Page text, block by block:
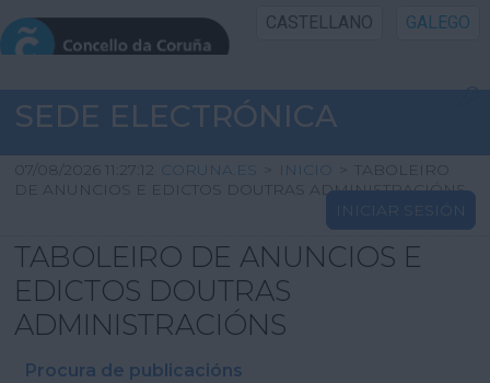
CASTELLANO GALEGO
INICIO SEDE
INICIO
INFORMACIÓN PÚBLICA
CARTAFOL CIDADÁN
UTILIDADES
SEDE ELECTRÓNICA
07/08/2026 11:27:12 CORUNA.ES > INICIO > TABOLEIRO
DE ANUNCIOS E EDICTOS DOUTRAS ADMINISTRACIÓNS
INICIAR SESIÓN
TABOLEIRO DE ANUNCIOS E
EDICTOS DOUTRAS
ADMINISTRACIÓNS
Procura de publicacións